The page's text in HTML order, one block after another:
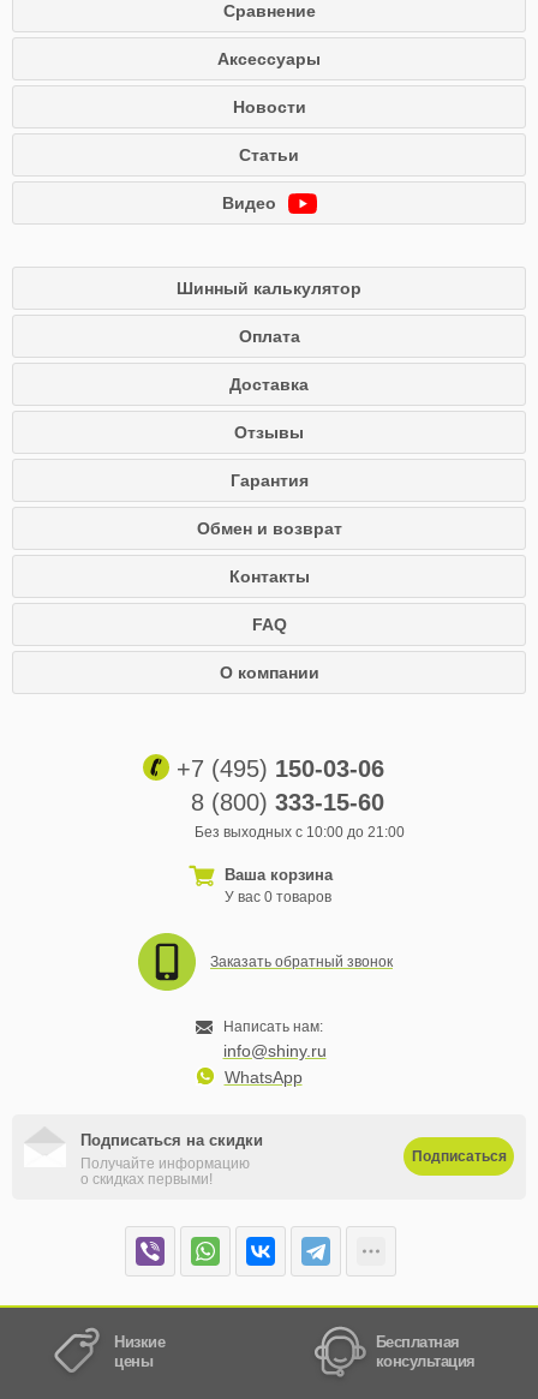
Сравнение
Аксессуары
Новости
Статьи
Видео
Шинный калькулятор
Оплата
Доставка
Отзывы
Гарантия
Обмен и возврат
Контакты
FAQ
О компании
+7 (495) 150-03-06
8 (800) 333-15-60
Без выходных с 10:00 до 21:00
Ваша корзина
У вас 0 товаров
Заказать обратный звонок
Написать нам:
info@shiny.ru
WhatsApp
Подписаться на скидки
Получайте информацию
о скидках первыми!
Подписаться
Низкие
цены
Бесплатная
консультация